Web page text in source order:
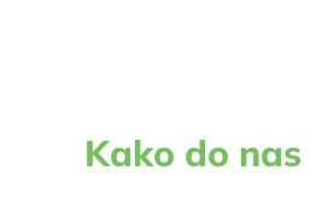
Kako do nas